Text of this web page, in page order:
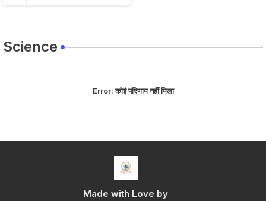
Science
Error:कोई परिणाम नहीं मिला
Made with Love by